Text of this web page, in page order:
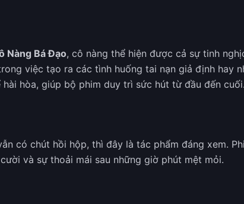
Nàng Bá Đạo, cô nàng thể hiện được cả sự tinh
việc tạo ra các tình huống tai nạn giả định hay
hòa, giúp bộ phim duy trì sức hút từ đầu đến cuối.
có chút hồi hộp, thì đây là tác phẩm đáng xem.
và sự thoải mái sau những giờ phút mệt mỏi.